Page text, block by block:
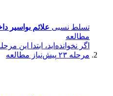
تسلط نسبی علائم بواسیر
مطالعه
اگر نخوانده‌اید، ابتدا این
مرحله ۲۳
پیش‌نیاز مطالعه